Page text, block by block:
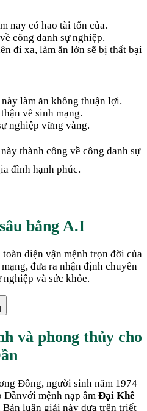
nay có hao tài tốn của.
công danh sự nghiệp.
đi xa, làm ăn lớn sẽ bị thất bại
làm ăn không thuận lợi.
về sinh mạng.
nghiệp vững vàng.
thành công về công danh sự
đình hạnh phúc.
bằng A.I
diện vận mệnh trọn đời của
mạng, đưa ra nhận định chuyên
và sức khỏe.
và phong thủy cho
Đông, người sinh năm 1974
Dầnvới mệnh nạp âm Đại Khê
Bản luận giải này dựa trên triết